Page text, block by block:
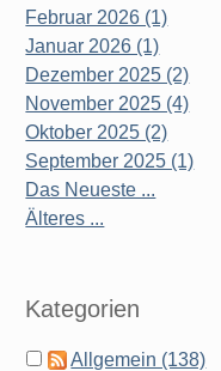
Februar 2026 (1)
Januar 2026 (1)
Dezember 2025 (2)
November 2025 (4)
Oktober 2025 (2)
September 2025 (1)
Das Neueste ...
Älteres ...
Kategorien
Allgemein (138)